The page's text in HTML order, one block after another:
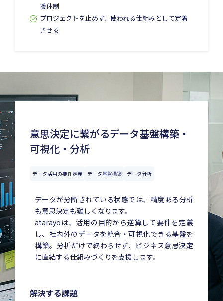
援体制
プロジェクトを止めず、使われる仕組みとして定着
させる
意思決定に繋がるデータ基盤構築・
可視化・分析
データ活用の要件定義 データ基盤構築 データ分析
データが分断されている状態では、精度ある分析
も意思決定も難しくなります。
atarayoは、活用の目的から逆算して要件を定義
し、社内外のデータを統合・可視化できる基盤を
構築。分析だけで終わらせず、ビジネス意思決定
に直結する仕組みづくりを支援します。
解決する課題